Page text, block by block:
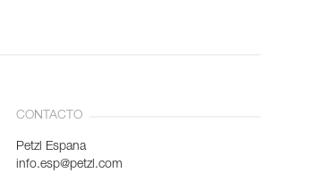
CONTACTO
Petzl Espana
info.esp@petzl.com